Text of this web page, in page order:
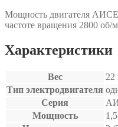
Мощность двигателя
частоте вращения 2800 об/
Характеристики
Вес
22
Тип электродвигателя
Серия
Мощность